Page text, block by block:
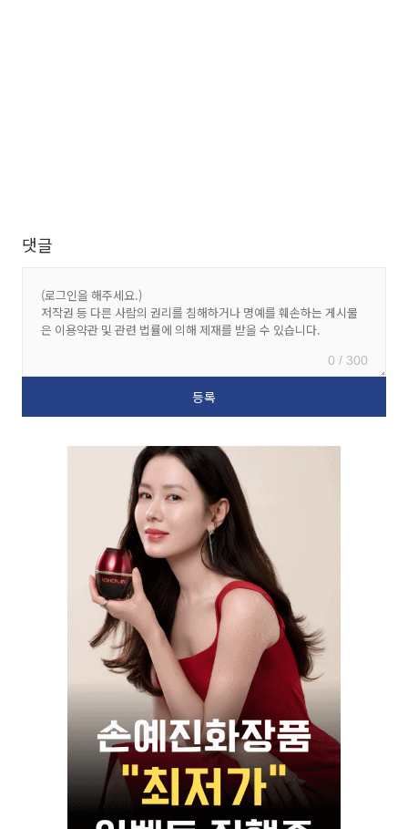
댓글
0 / 300